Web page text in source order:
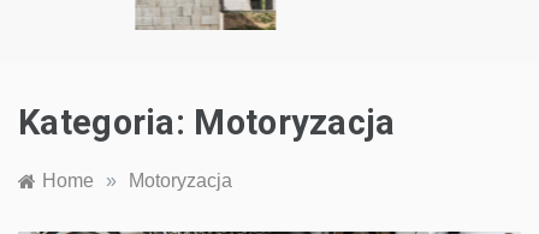
Kategoria: Motoryzacja
Home » Motoryzacja